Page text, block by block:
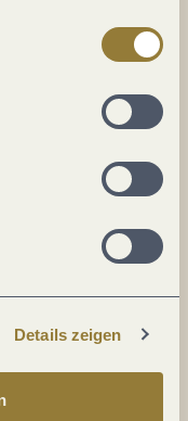
"Alle
in der Nutzung
Details zeigen
Newsletter
verpassen!
im Abo...